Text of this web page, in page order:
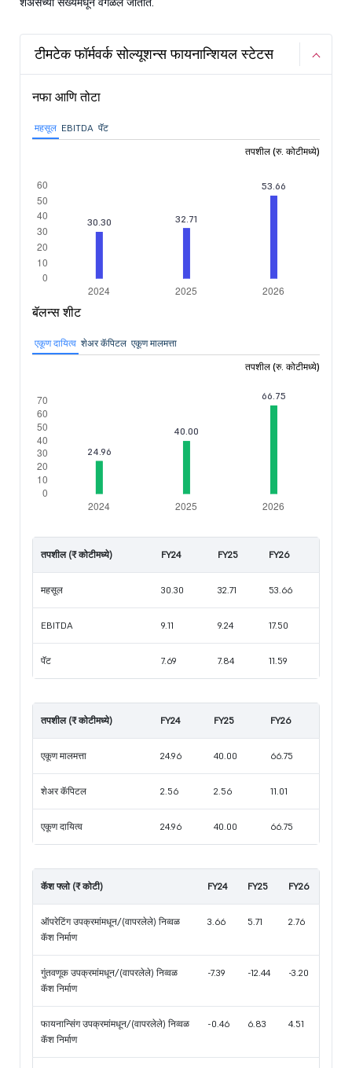
टीमटेक फॉर्मवर्क सोल्यूशन्स फायनान्शियल स्टेटस
नफा आणि तोटा
महसूल EBITDA पॅट
तपशील (रु. कोटीमध्ये)
बॅलन्स शीट
एकूण दायित्व शेअर कॅपिटल एकूण मालमत्ता
तपशील (रु. कोटीमध्ये)
तपशील (₹ कोटीमध्ये) FY24 FY25 FY26
महसूल 30.30 32.71 53.66
EBITDA 9.11 9.24 17.50
पॅट 7.69 7.84 11.59
तपशील (₹ कोटीमध्ये) FY24 FY25 FY26
एकूण मालमत्ता 24.96 40.00 66.75
शेअर कॅपिटल 2.56 2.56 11.01
एकूण दायित्व 24.96 40.00 66.75
कॅश फ्लो (₹ कोटी) FY24 FY25 FY26
ऑपरेटिंग उपक्रमांमधून/(वापरलेले) निव्वळ
कॅश निर्माण
3.66 5.71 2.76
गुंतवणूक उपक्रमांमधून/(वापरलेले) निव्वळ
कॅश निर्माण
-7.39 -12.44 -3.20
फायनान्सिंग उपक्रमांमधून/(वापरलेले) निव्वळ
कॅश निर्माण
-0.46 6.83 4.51